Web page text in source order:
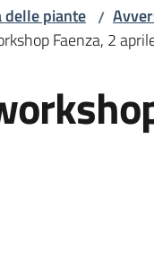
delle piante /
Faenza, 2